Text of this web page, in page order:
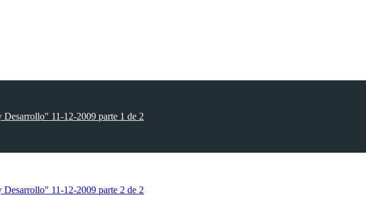
11-12-2009 parte 1 de 2
11-12-2009 parte 2 de 2